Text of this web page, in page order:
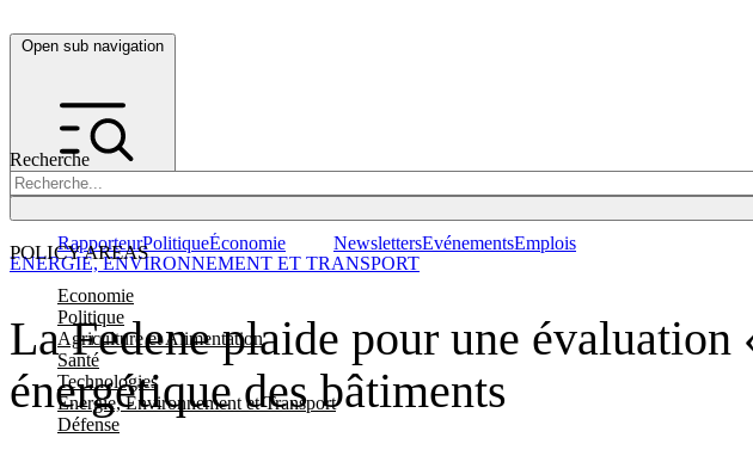
Open sub navigation
Recherche
POLICY AREAS
Economie
Politique
Agriculture et Alimentation
Santé
Technologies
Energie, Environnement et Transport
Défense
RapporteurPolitiqueÉconomie NewslettersEvénementsEmplois
La Fedene plaide pour une
énergétique des bâtiments
ENERGIE, ENVIRONNEMENT ET TRANSPORT